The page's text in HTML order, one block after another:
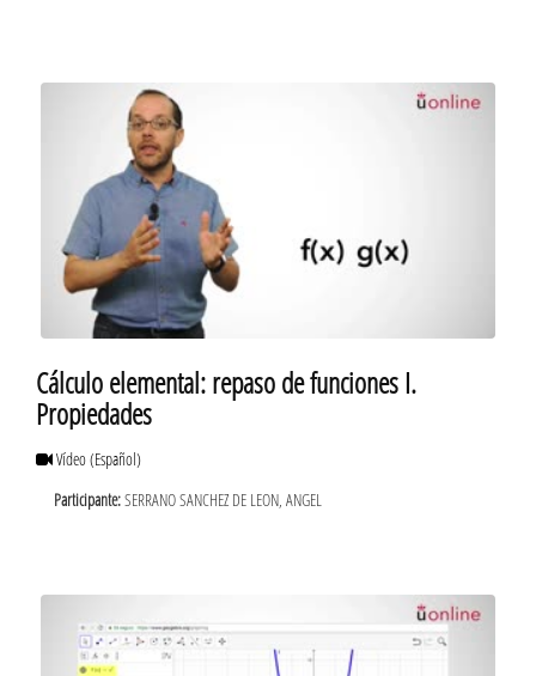
Cálculo elemental: repaso de funciones I.
Propiedades
Vídeo(Español)
Participante:SERRANO SANCHEZ DE LEON, ANGEL